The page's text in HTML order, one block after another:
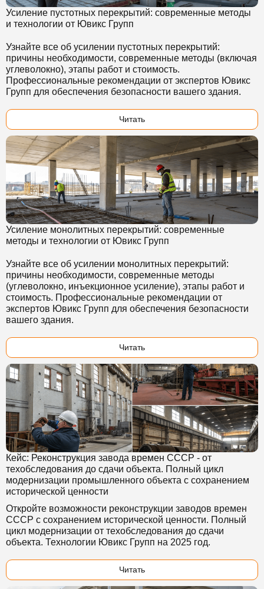
Усиление пустотных перекрытий: современные методы
и технологии от Ювикс Групп
Узнайте все об усилении пустотных перекрытий:
причины необходимости, современные методы (включая
углеволокно), этапы работ и стоимость.
Профессиональные рекомендации от экспертов Ювикс
Групп для обеспечения безопасности вашего здания.
Читать
Усиление монолитных перекрытий: современные
методы и технологии от Ювикс Групп
Узнайте все об усилении монолитных перекрытий:
причины необходимости, современные методы
(углеволокно, инъекционное усиление), этапы работ и
стоимость. Профессиональные рекомендации от
экспертов Ювикс Групп для обеспечения безопасности
вашего здания.
Читать
Кейс: Реконструкция завода времен СССР - от
техобследования до сдачи объекта. Полный цикл
модернизации промышленного объекта с сохранением
исторической ценности
Откройте возможности реконструкции заводов времен
СССР с сохранением исторической ценности. Полный
цикл модернизации от техобследования до сдачи
объекта. Технологии Ювикс Групп на 2025 год.
Читать